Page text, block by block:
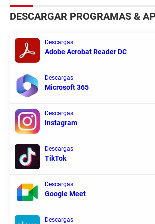
DESCARGAR PROGRAMAS &
Descargas
Adobe Acrobat Reader DC
Descargas
Microsoft 365
Descargas
Instagram
Descargas
TikTok
Descargas
Google Meet
Descargas